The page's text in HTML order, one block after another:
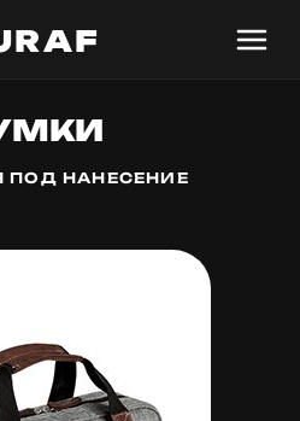
ПОД НАНЕСЕНИЕ